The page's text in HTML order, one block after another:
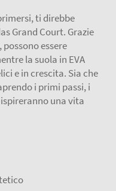
ti direbbe
Grand Court. Grazie
essere
la suola in EVA
e in crescita. Sia che
i primi passi, i
una vita